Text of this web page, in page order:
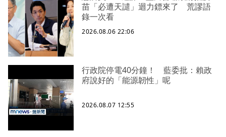
苗「必遭天譴」迴力鏢來了 荒謬語
錄一次看
2026.08.06 22:06
行政院停電40分鐘！ 藍委批：賴政
府說好的「能源韌性」呢
2026.08.07 12:55